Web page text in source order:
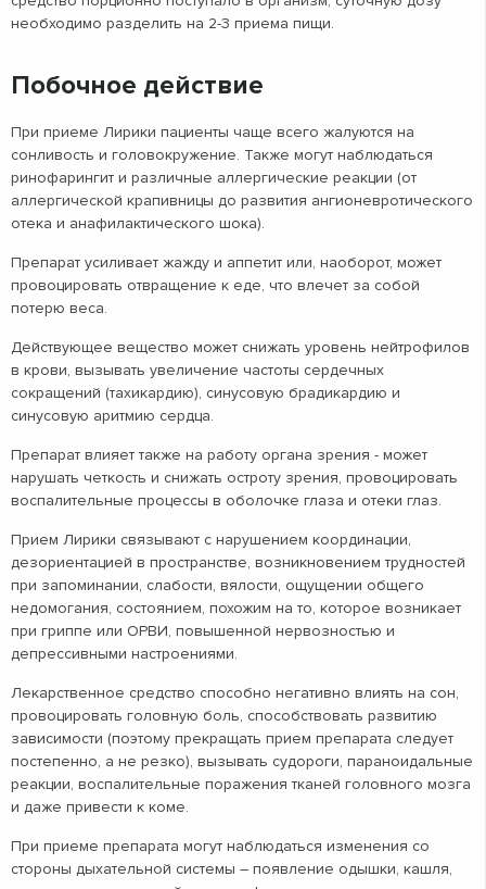
необходимо разделить на 2-3 приема пищи.
Побочное действие
При приеме Лирики пациенты чаще всего жалуются на
сонливость и головокружение. Также могут наблюдаться
ринофарингит и различные аллергические реакции (от
аллергической крапивницы до развития ангионевротического
отека и анафилактического шока).
Препарат усиливает жажду и аппетит или, наоборот, может
провоцировать отвращение к еде, что влечет за собой
потерю веса.
Действующее вещество может снижать уровень нейтрофилов
в крови, вызывать увеличение частоты сердечных
сокращений (тахикардию), синусовую брадикардию и
синусовую аритмию сердца.
Препарат влияет также на работу органа зрения - может
нарушать четкость и снижать остроту зрения, провоцировать
воспалительные процессы в оболочке глаза и отеки глаз.
Прием Лирики связывают с нарушением координации,
дезориентацией в пространстве, возникновением трудностей
при запоминании, слабости, вялости, ощущении общего
недомогания, состоянием, похожим на то, которое возникает
при гриппе или ОРВИ, повышенной нервозностью и
депрессивными настроениями.
Лекарственное средство способно негативно влиять на сон,
провоцировать головную боль, способствовать развитию
зависимости (поэтому прекращать прием препарата следует
постепенно, а не резко), вызывать судороги, параноидальные
реакции, воспалительные поражения тканей головного мозга
и даже привести к коме.
При приеме препарата могут наблюдаться изменения со
стороны дыхательной системы – появление одышки, кашля,